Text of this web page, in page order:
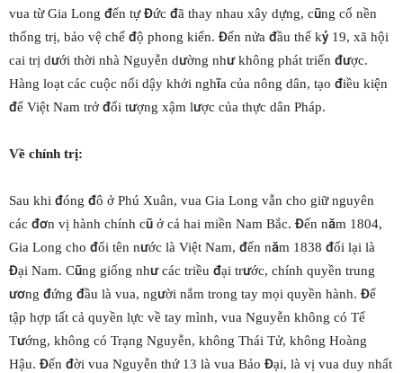
vua từ Gia Long đến tự Đức đã thay nhau xây dựng, cũng cố nền
thống trị, bảo vệ chế độ phong kiến. Đến nửa đầu thế kỷ 19, xã hội
cai trị dưới thời nhà Nguyễn dường như không phát triển được.
Hàng loạt các cuộc nổi dậy khởi nghĩa của nông dân, tạo điều kiện
để Việt Nam trở đối tượng xậm lược của thực dân Pháp.
Về chính trị:
Sau khi đóng đô ở Phú Xuân, vua Gia Long vẫn cho giữ nguyên
các đơn vị hành chính cũ ở cả hai miền Nam Bắc. Đến năm 1804,
Gia Long cho đổi tên nước là Việt Nam, đến năm 1838 đổi lại là
Đại Nam. Cũng giống như các triều đại trước, chính quyền trung
ương đứng đầu là vua, người nắm trong tay mọi quyền hành. Để
tập hợp tất cả quyền lực về tay mình, vua Nguyễn không có Tể
Tướng, không có Trạng Nguyễn, không Thái Tử, không Hoàng
Hậu. Đến đời vua Nguyễn thứ 13 là vua Bảo Đại, là vị vua duy nhất